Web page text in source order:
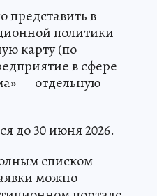
представить в
политики
карту (по
в сфере
— отдельную
до 30 июня 2026.
списком
можно